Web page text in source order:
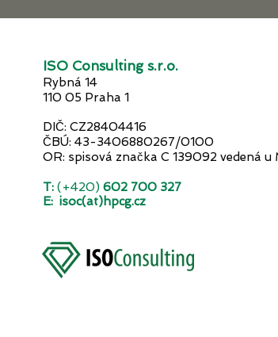
ISO Consulting s.r.o.
Rybná 14
110 05 Praha 1
DIČ: CZ28404416
ČBÚ: 43-3406880267/0100
OR: spisová značka C 139092 vedená u
T: (+420) 602 700 327
E: isoc(at)hpcg.cz